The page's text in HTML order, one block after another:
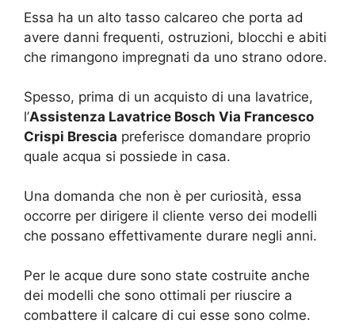
Essa ha un alto tasso calcareo che porta ad
avere danni frequenti, ostruzioni, blocchi e abiti
che rimangono impregnati da uno strano odore.
Spesso, prima di un acquisto di una lavatrice,
l’Assistenza Lavatrice Bosch Via Francesco
Crispi Brescia preferisce domandare proprio
quale acqua si possiede in casa.
Una domanda che non è per curiosità, essa
occorre per dirigere il cliente verso dei modelli
che possano effettivamente durare negli anni.
Per le acque dure sono state costruite anche
dei modelli che sono ottimali per riuscire a
combattere il calcare di cui esse sono colme.